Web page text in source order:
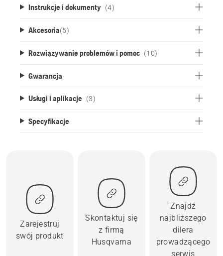
Instrukcje i dokumenty (4)
Akcesoria(5)
Rozwiązywanie problemów i pomoc (10)
Gwarancja
Usługi i aplikacje (3)
Specyfikacje
Zarejestruj
swój produkt
Skontaktuj się
z firmą
Husqvarna
Znajdź
najbliższego
dilera
prowadzącego
serwis